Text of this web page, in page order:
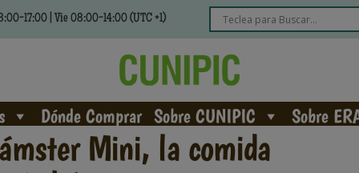
17:00 | Vie 08:00-14:00 (UTC +1)
Dónde Comprar Sobre CUNIPIC Sobre
Mini, la comida